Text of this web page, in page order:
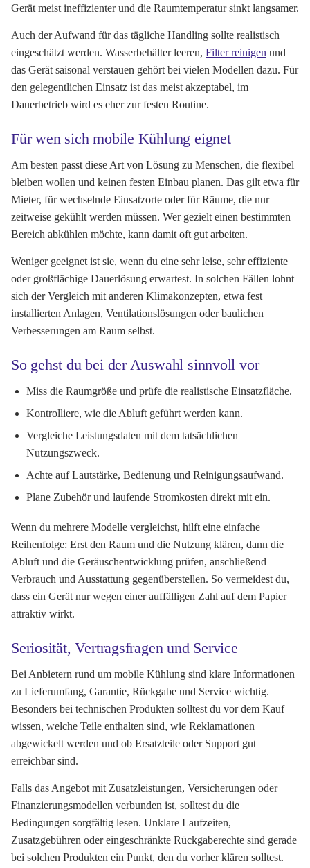
Gerät meist ineffizienter und die Raumtemperatur sinkt langsamer.
Auch der Aufwand für das tägliche Handling sollte realistisch
eingeschätzt werden. Wasserbehälter leeren, Filter reinigen und
das Gerät saisonal verstauen gehört bei vielen Modellen dazu. Für
den gelegentlichen Einsatz ist das meist akzeptabel, im
Dauerbetrieb wird es eher zur festen Routine.
Für wen sich mobile Kühlung eignet
Am besten passt diese Art von Lösung zu Menschen, die flexibel
bleiben wollen und keinen festen Einbau planen. Das gilt etwa für
Mieter, für wechselnde Einsatzorte oder für Räume, die nur
zeitweise gekühlt werden müssen. Wer gezielt einen bestimmten
Bereich abkühlen möchte, kann damit oft gut arbeiten.
Weniger geeignet ist sie, wenn du eine sehr leise, sehr effiziente
oder großflächige Dauerlösung erwartest. In solchen Fällen lohnt
sich der Vergleich mit anderen Klimakonzepten, etwa fest
installierten Anlagen, Ventilationslösungen oder baulichen
Verbesserungen am Raum selbst.
So gehst du bei der Auswahl sinnvoll vor
Miss die Raumgröße und prüfe die realistische Einsatzfläche.
Kontrolliere, wie die Abluft geführt werden kann.
Vergleiche Leistungsdaten mit dem tatsächlichen
Nutzungszweck.
Achte auf Lautstärke, Bedienung und Reinigungsaufwand.
Plane Zubehör und laufende Stromkosten direkt mit ein.
Wenn du mehrere Modelle vergleichst, hilft eine einfache
Reihenfolge: Erst den Raum und die Nutzung klären, dann die
Abluft und die Geräuschentwicklung prüfen, anschließend
Verbrauch und Ausstattung gegenüberstellen. So vermeidest du,
dass ein Gerät nur wegen einer auffälligen Zahl auf dem Papier
attraktiv wirkt.
Seriosität, Vertragsfragen und Service
Bei Anbietern rund um mobile Kühlung sind klare Informationen
zu Lieferumfang, Garantie, Rückgabe und Service wichtig.
Besonders bei technischen Produkten solltest du vor dem Kauf
wissen, welche Teile enthalten sind, wie Reklamationen
abgewickelt werden und ob Ersatzteile oder Support gut
erreichbar sind.
Falls das Angebot mit Zusatzleistungen, Versicherungen oder
Finanzierungsmodellen verbunden ist, solltest du die
Bedingungen sorgfältig lesen. Unklare Laufzeiten,
Zusatzgebühren oder eingeschränkte Rückgaberechte sind gerade
bei solchen Produkten ein Punkt, den du vorher klären solltest.